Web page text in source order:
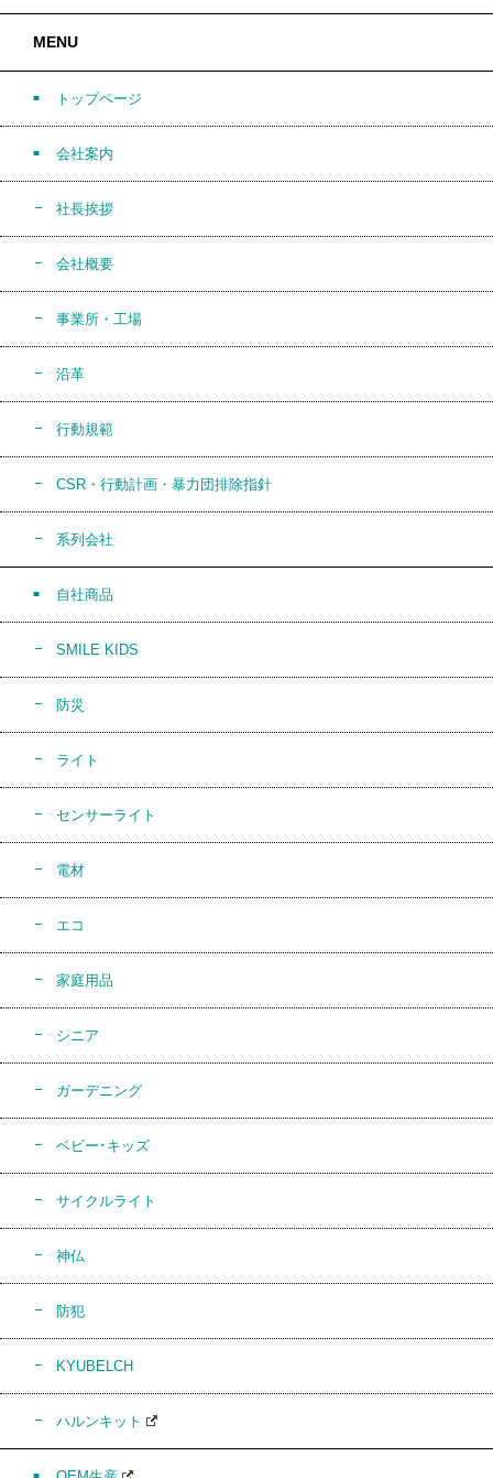
MENU
トップページ
会社案内
社長挨拶
会社概要
事業所・工場
沿革
行動規範
CSR・行動計画・暴力団排除指針
系列会社
自社商品
SMILE KIDS
防災
ライト
センサーライト
電材
エコ
家庭用品
シニア
ガーデニング
ベビー･キッズ
サイクルライト
神仏
防犯
KYUBELCH
ハルンキット